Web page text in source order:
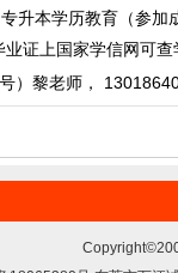
教育（参加成人高
学信网可查学籍
）黎老师，